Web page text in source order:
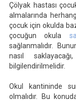
Çölyak hastası
almalarında
çocuk için okulda
çocuğun okula
sağlanmalıdır.
nasıl
bilgilendirilmelidir.
Okul kantininde
olmalıdır. Bu